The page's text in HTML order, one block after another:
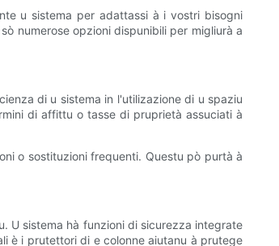
u sistema per adattassi à i vostri bisogni
numerose opzioni dispunibili per migliurà a
di u sistema in l'utilizazione di u spaziu
di affittu o tasse di pruprietà assuciati à
o sostituzioni frequenti. Questu pò purtà à
U sistema hà funzioni di sicurezza integrate
è i prutettori di e colonne aiutanu à prutege